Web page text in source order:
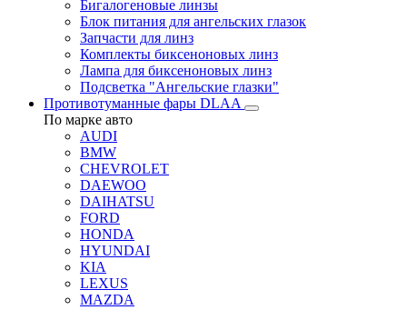
Бигалогеновые линзы
Блок питания для ангельских глазок
Запчасти для линз
Комплекты биксеноновых линз
Лампа для биксеноновых линз
Подсветка "Ангельские глазки"
Противотуманные фары DLAA
По марке авто
AUDI
BMW
CHEVROLET
DAEWOO
DAIHATSU
FORD
HONDA
HYUNDAI
KIA
LEXUS
MAZDA